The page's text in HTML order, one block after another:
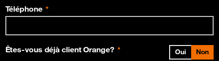
Téléphone
Êtes-vous déjà client Orange? Oui Non